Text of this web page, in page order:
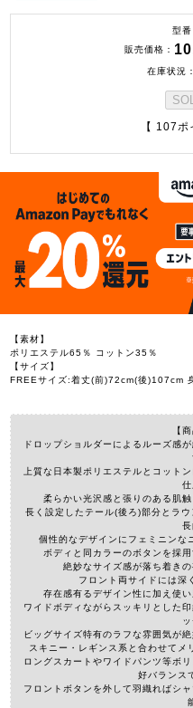
型番
販売価格
在庫状況
【 107ポ
【素材】
ポリエステル65％ コットン35％
【サイズ】
FREEサイズ:着丈(前)72cm(後)107cm
【
ドロップショルダーによるルーズ感
上質な日本製ポリエステルとコット
仕
柔らかい光沢感と張りのある肌
長く設定したテール(後ろ)部分とラ
長
個性的なデザインにフェミニンな
ボディと同カラーのボタンを採
絶妙なサイズ感が落ち着き
フロント両サイドには深
存在感有るデザイン性に加え使
ワイドボディながらスッキリとした
ッ
ビッグサイズ特有のラフな雰囲気が
スキニー・レギンス系と合わせてメ
ロングスカートやワイドパンツ等ボ
好バランス
フロントボタンを外して羽織ればシ